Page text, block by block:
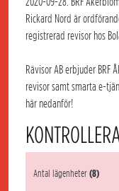
Rickard Nord är
registrerad revisor hos
Rävisor AB erbjuder BRF
revisor samt smarta e-
här nedanför!
Antal lägenheter(8)